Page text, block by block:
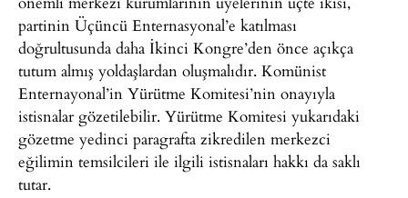
partinin Üçüncü Enternasyonal’e katılması
doğrultusunda daha İkinci Kongre’den önce açıkça
tutum almış yoldaşlardan oluşmalıdır. Komünist
Enternayonal’in Yürütme Komitesi’nin onayıyla
istisnalar gözetilebilir. Yürütme Komitesi yukarıdaki
gözetme yedinci paragrafta zikredilen merkezci
eğilimin temsilcileri ile ilgili istisnaları hakkı da saklı
tutar.